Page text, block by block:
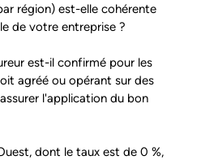
région) est-elle cohérente
de votre entreprise ?
est-il confirmé pour les
agréé ou opérant sur des
l'application du bon
dont le taux est de 0 %,